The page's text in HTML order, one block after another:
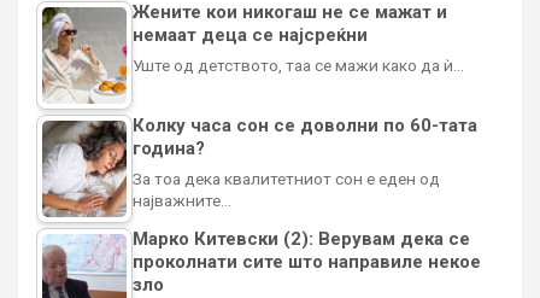
Жените кои никогаш не се мажат и
немаат деца се најсреќни
Уште од детството, таа се мажи како да ѝ…
Колку часа сон се доволни по 60-тата
година?
За тоа дека квалитетниот сон е еден од
најважните…
Марко Китевски (2): Верувам дека се
проколнати сите што направиле некое
зло